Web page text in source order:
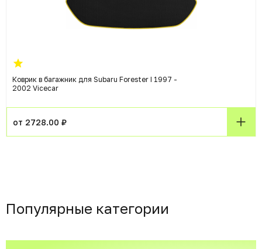
Коврик в багажник для Subaru Forester I 1997 -
2002 Vicecar
от 2728.00 ₽
Популярные категории